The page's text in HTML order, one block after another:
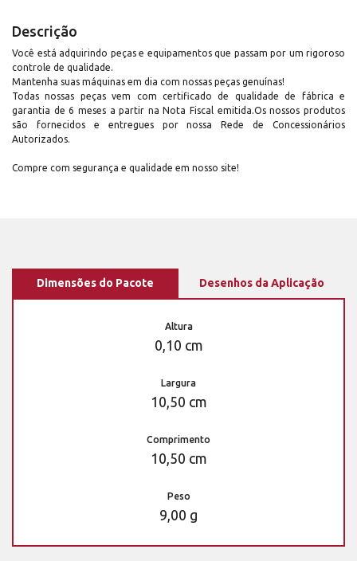
Descrição
Você está adquirindo peças e equipamentos que passam por um rigoroso
controle de qualidade.
Mantenha suas máquinas em dia com nossas peças genuínas!
Todas nossas peças vem com certificado de qualidade de fábrica e
garantia de 6 meses a partir na Nota Fiscal emitida.Os nossos produtos
são fornecidos e entregues por nossa Rede de Concessionários
Autorizados.
Compre com segurança e qualidade em nosso site!
Dimensões do Pacote Desenhos da Aplicação
Altura
0,10 cm
Largura
10,50 cm
Comprimento
10,50 cm
Peso
9,00 g